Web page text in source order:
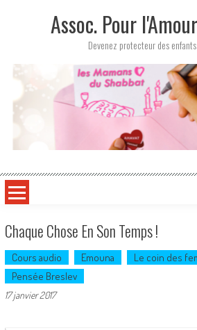
Assoc. Pour
Devenez protecteur des
Chaque Chose En Son Temps !
Cours audio Emouna
Le coin des
Pensée Breslev
17 janvier 2017